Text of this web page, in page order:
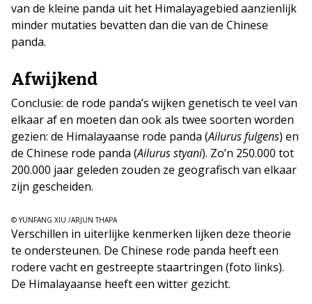
van de kleine panda uit het Himalayagebied aanzienlijk
minder mutaties bevatten dan die van de Chinese
panda.
Afwijkend
Conclusie: de rode panda’s wijken genetisch te veel van
elkaar af en moeten dan ook als twee soorten worden
gezien: de Himalayaanse rode panda (Ailurus fulgens) en
de Chinese rode panda (Ailurus styani). Zo’n 250.000 tot
200.000 jaar geleden zouden ze geografisch van elkaar
zijn gescheiden.
© YUNFANG XIU /ARJUN THAPA
Verschillen in uiterlijke kenmerken lijken deze theorie
te ondersteunen. De Chinese rode panda heeft een
rodere vacht en gestreepte staartringen (foto links).
De Himalayaanse heeft een witter gezicht.